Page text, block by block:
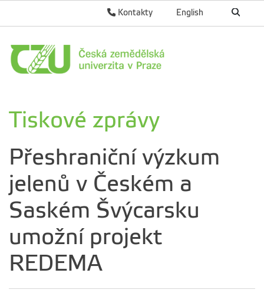
English
Kontakty
Tiskové zprávy
Přeshraniční výzkum
jelenů v Českém a
Saském Švýcarsku
umožní projekt
REDEMA